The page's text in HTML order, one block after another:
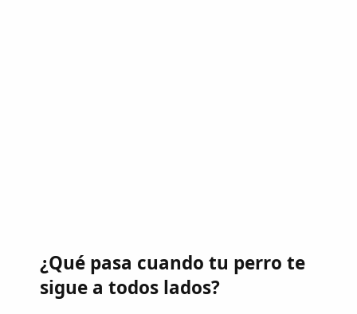
¿Qué pasa cuando tu perro te
sigue a todos lados?